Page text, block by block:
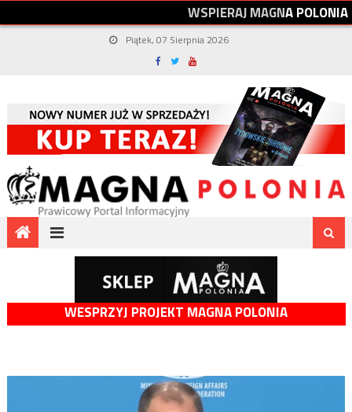
WSPIERAJMAGNAPOLONIA
Piątek, 07 Sierpnia 2026
WESPRZYJ PROJEKT MAGNA POLONIA